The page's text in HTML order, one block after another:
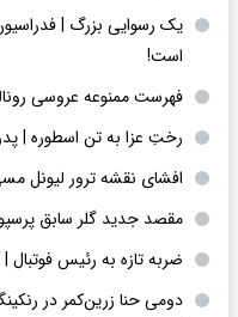
یک رسوایی بزرگ |
است!
فهرست ممنوعه عروسی رونالدو | ۱۰ چهره‌ای که
رختِ عزا به تن اسطوره |
افشای نقشه ترور لیونل مسی
مقصد جدید گلر سابق
ضربه تازه به رئیس فوتبال |
دومی حنا زرین‌کمر در